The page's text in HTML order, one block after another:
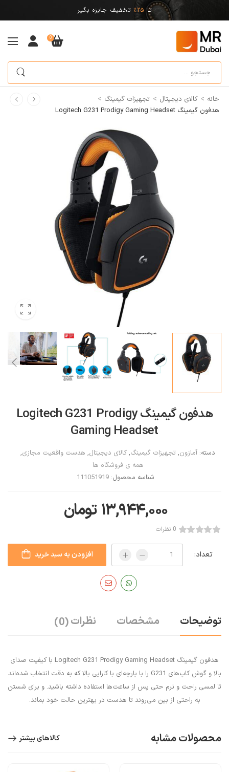
تا 25% تخفیف جایزه بگیر
0
خانه > کالای دیجیتال > تجهیزات گیمینگ >
هدفون گیمینگ Logitech G231 Prodigy Gaming Headset
هدفون گیمینگ Logitech G231 Prodigy
Gaming Headset
دسته: آمازون, تجهیزات گیمینگ,کالای دیجیتال, هدست واقعیت مجازی,
همه ی فروشگاه ها
شناسه محصول:111051919
۱۳,۹۴۴,۰۰۰ تومان
0 نظرات
تعداد: افزودن به سبد خرید
توضیحات مشخصات نظرات(0)
هدفون گیمینگ Logitech G231 Prodigy Gaming Headset با کیفیت صدای
بالا و گوش کاپ‌های G231 را با پارچه‌ای با کارایی بالا که به دقت انتخاب شده‌اند
تا لمسی راحت و نرم حتی پس از ساعت‌ها استفاده داشته باشید. و برای شستن
به راحتی از بین می‌روند تا هدست در بهترین حالت خود بماند.
محصولات مشابه کالاهای بیشتر